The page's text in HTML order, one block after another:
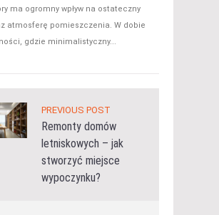
ma ogromny wpływ na ostateczny
atmosferę pomieszczenia. W dobie
gdzie minimalistyczny...
PREVIOUS POST
Remonty domów
letniskowych – jak
stworzyć miejsce
wypoczynku?